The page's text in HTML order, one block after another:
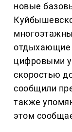
новые
отдыхающие
цифровыми
скоростью
сообщили
также
этом